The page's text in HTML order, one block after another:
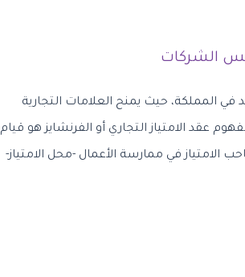
الشركات
في المملكة، حيث يمنح العلامات التجارية
عقد الامتياز التجاري أو الفرنشايز هو قيام
في ممارسة الأعمال -محل الامتياز-